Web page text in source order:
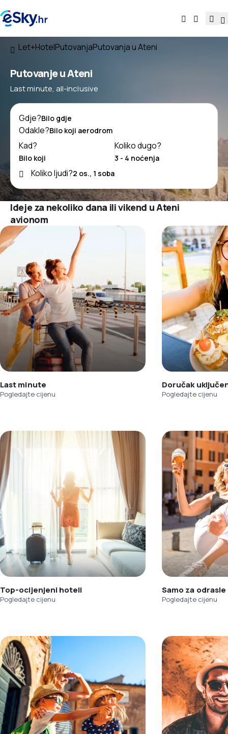
Let+HotelPutovanjaPutovanja u Ateni
Putovanje u Ateni
Last minute, all-inclusive
Gdje?
Odakle?
Kad?
Koliko dugo?
Koliko ljudi?
Ideje za nekoliko dana ili vikend u Ateni
avionom
Last minute
Pogledajte cijenu
Doručak
Pogledajte cijenu
Top-ocijenjeni hoteli
Pogledajte cijenu
Samo za odrasle
Pogledajte cijenu